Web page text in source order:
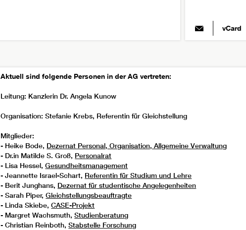
vCard
Aktuell sind folgende Personen in der AG vertreten:
Leitung: Kanzlerin Dr. Angela Kunow
Organisation: Stefanie Krebs, Referentin für Gleichstellung
Mitglieder:
- Heike Bode, Dezernat Personal, Organisation, Allgemeine Verwaltung
- Dr.in Matilde S. Groß, Personalrat
- Lisa Hessel,Gesundheitsmanagement
- Jeannette Israel-Schart, Referentin für Studium und Lehre
- Berit Junghans, Dezernat für studentische Angelegenheiten
- Sarah Piper,Gleichstellungsbeauftragte
- Linda Skiebe,CASE-Projekt
- Margret Wachsmuth,Studienberatung
- Christian Reinboth,Stabstelle Forschung